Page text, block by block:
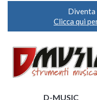
Diventa
Clicca qui
D-MUSIC